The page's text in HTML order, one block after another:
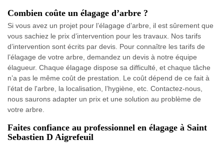
Combien coûte un élagage d’arbre ?
Si vous avez un projet pour l’élagage d’arbre, il est sûrement que
vous sachiez le prix d’intervention pour les travaux. Nos tarifs
d’intervention sont écrits par devis. Pour connaître les tarifs de
l’élagage de votre arbre, demandez un devis à notre équipe
élagueur. Chaque élagage dispose sa difficulté, et chaque tâche
n’a pas le même coût de prestation. Le coût dépend de ce fait à
l’état de l'arbre, la localisation, l’hygiène, etc. Contactez-nous,
nous saurons adapter un prix et une solution au problème de
votre arbre.
Faites confiance au professionnel en élagage à Saint
Sebastien D Aigrefeuil